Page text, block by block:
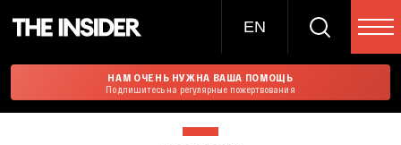
EN
НАМ ОЧЕНЬ НУЖНА ВАША ПОМОЩЬ
Подпишитесь на регулярные пожертвования